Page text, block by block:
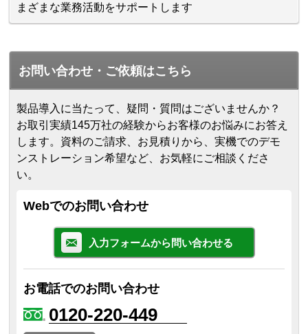
まざまな業務活動をサポートします
お問い合わせ・ご依頼はこちら
製品導入に当たって、疑問・質問はございませんか？
お取引実績145万社の経験からお客様のお悩みにお答え
します。 資料のご請求、お見積りから、実機でのデモ
ンストレーション希望など、お気軽にご相談くださ
い。
Webでのお問い合わせ
入力フォームから問い合わせる
お電話でのお問い合わせ
0120-220-449